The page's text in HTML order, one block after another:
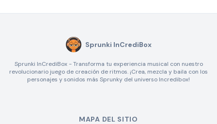
Sprunki InCrediBox
Sprunki InCrediBox - Transforma tu experiencia musical con nuestro
revolucionario juego de creación de ritmos. ¡Crea, mezcla y baila con los
personajes y sonidos más Sprunky del universo Incredibox!
MAPA DEL SITIO